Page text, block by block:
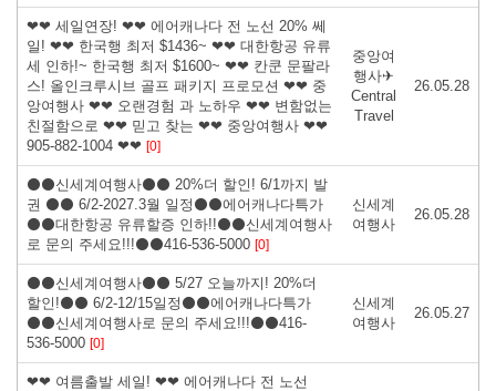
❤❤ 세일연장! ❤❤ 에어캐나다 전 노선 20% 쎄
일! ❤❤ 한국행 최저 $1436~ ❤❤ 대한항공 유류
세 인하!~ 한국행 최저 $1600~ ❤❤ 칸쿤 문팔라
스! 올인크루시브 골프 패키지 프로모션 ❤❤ 중
앙여행사 ❤❤ 오랜경험 과 노하우 ❤❤ 변함없는
친절함으로 ❤❤ 믿고 찾는 ❤❤ 중앙여행사 ❤❤
905-882-1004 ❤❤ [0]
중앙여
행사✈
Central
Travel
26.05.28
⚫⚫신세계여행사⚫⚫ 20%더 할인! 6/1까지 발
권 ⚫⚫ 6/2-2027.3월 일정⚫⚫에어캐나다특가
⚫⚫대한항공 유류할증 인하!!⚫⚫신세계여행사
로 문의 주세요!!!⚫⚫416-536-5000 [0]
신세계
여행사
26.05.28
⚫⚫신세계여행사⚫⚫ 5/27 오늘까지! 20%더
할인!⚫⚫ 6/2-12/15일정⚫⚫에어캐나다특가
⚫⚫신세계여행사로 문의 주세요!!!⚫⚫416-
536-5000 [0]
신세계
여행사
26.05.27
❤❤ 여름출발 세일! ❤❤ 에어캐나다 전 노선